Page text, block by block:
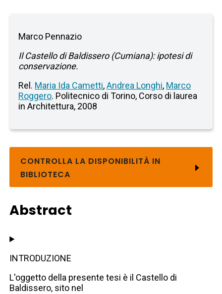
Marco Pennazio
Il Castello di Baldissero (Cumiana): ipotesi di
conservazione.
Rel. Maria Ida Cametti,Andrea Longhi, Marco
Roggero. Politecnico di Torino, Corso di laurea
in Architettura, 2008
CONTROLLA LA DISPONIBILITÀ IN
BIBLIOTECA
Abstract
INTRODUZIONE
L'oggetto della presente tesi è il Castello di
Baldissero, sito nel